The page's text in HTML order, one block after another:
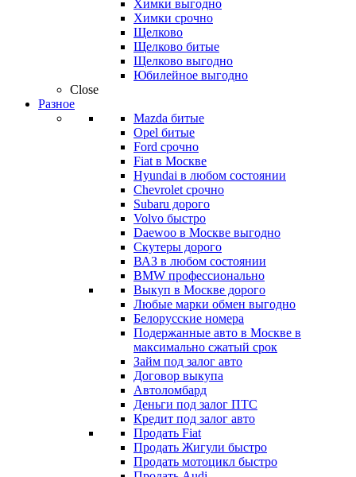
Химки выгодно
Химки срочно
Щелково
Щелково битые
Щелково выгодно
Юбилейное выгодно
Close
Разное
Mazda битые
Opel битые
Ford срочно
Fiat в Москве
Hyundai в любом состоянии
Chevrolet срочно
Subaru дорого
Volvo быстро
Daewoo в Москве выгодно
Скутеры дорого
ВАЗ в любом состоянии
BMW профессионально
Выкуп в Москве дорого
Любые марки обмен выгодно
Белорусские номера
Подержанные авто в Москве в
максимально сжатый срок
Займ под залог авто
Договор выкупа
Автоломбард
Деньги под залог ПТС
Кредит под залог авто
Продать Fiat
Продать Жигули быстро
Продать мотоцикл быстро